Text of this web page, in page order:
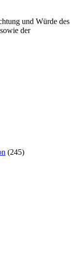
und Würde des
der
(245)